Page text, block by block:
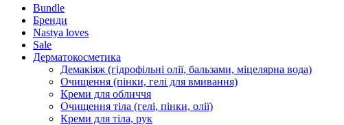
Bundle
Бренди
Nastya loves
Sale
Дерматокосметика
Демакіяж (гідрофільні олії, бальзами, міцелярна вода)
Очищення (пінки, гелі для вмивання)
Креми для обличчя
Очищення тіла (гелі, пінки, олії)
Креми для тіла, рук